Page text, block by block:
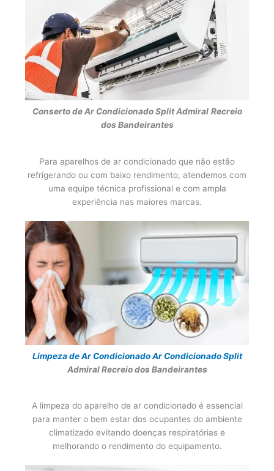
Conserto de Ar Condicionado Split Admiral Recreio
dos Bandeirantes
Para aparelhos de ar condicionado que não estão
refrigerando ou com baixo rendimento, atendemos com
uma equipe técnica profissional e com ampla
experiência nas maiores marcas.
Limpeza de Ar CondicionadoAr Condicionado Split
Admiral Recreio dos Bandeirantes
A limpeza do aparelho de ar condicionado é essencial
para manter o bem estar dos ocupantes do ambiente
climatizado evitando doenças respiratórias e
melhorando o rendimento do equipamento.